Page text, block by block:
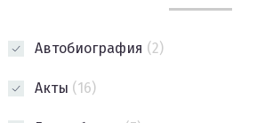
Автобиография (2)
Акты (16)